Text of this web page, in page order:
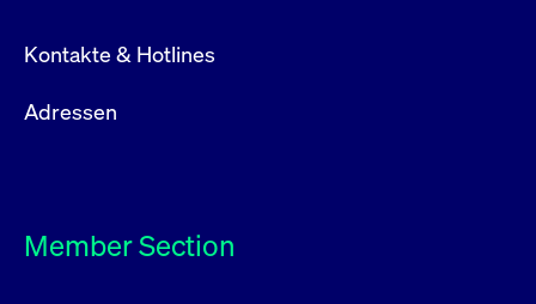
Kontakte & Hotlines
Adressen
Member Section